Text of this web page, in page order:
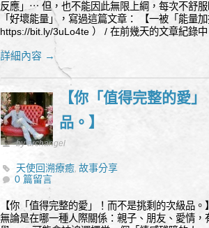
反應」⋯ 但，也不能因此無限上綱，每次不舒
「好壞能量」，寫過這篇文章： 【一被「能量
https://bit.ly/3uLo4te ） / 在前幾天的文章紀錄
詳細內容 →
【你「值得完整的愛
品。】
by archangel
天使回溯療癒,故事分享
0 篇留言
【你「值得完整的愛」！而不是挑剩的次級品
無論是在哪一種人際關係：親子、朋友、愛情